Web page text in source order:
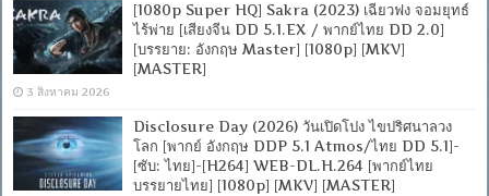
[1080p Super HQ] Sakra (2023) เฉียวฟง จอมยุทธ์
ไร้พ่าย [เสียงจีน DD 5.1.EX / พากย์ไทย DD 2.0]
[บรรยาย: อังกฤษ Master] [1080p] [MKV]
[MASTER]
3 สิงหาคม 2026
Disclosure Day (2026) วันเปิดโปง ไขปริศนาลวง
โลก [พากย์ อังกฤษ DDP 5.1 Atmos/ไทย DD 5.1]-
[ซับ: ไทย]-[H264] WEB-DL.H.264 [พากย์ไทย
บรรยายไทย] [1080p] [MKV] [MASTER]